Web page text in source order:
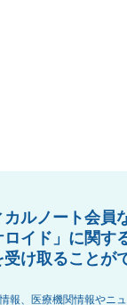
カルノート会員
ロイド」に関す
け取ることが
報、医療機関情報やニ